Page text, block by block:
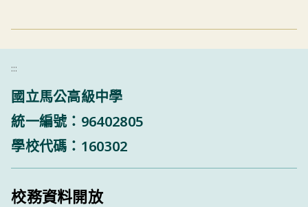
:::
國立馬公高級中學
統一編號：96402805
學校代碼：160302
校務資料開放